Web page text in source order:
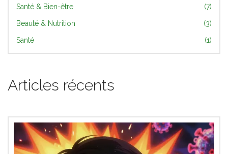
Santé & Bien-être (7)
Beauté & Nutrition (3)
Santé (1)
Articles récents